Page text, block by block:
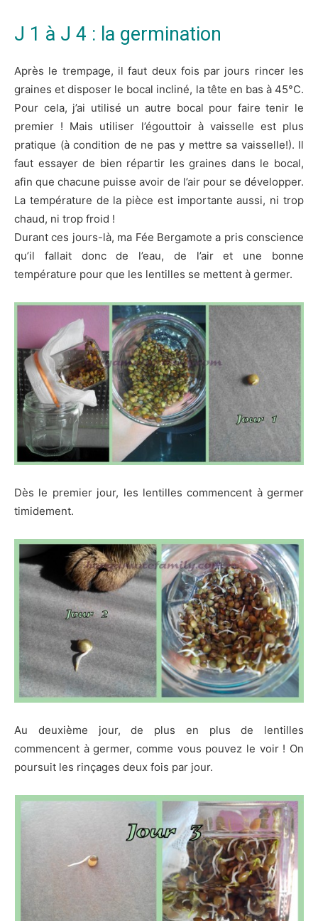
J 1 à J 4 : la germination
Après le trempage, il faut deux fois par jours rincer les
graines et disposer le bocal incliné, la tête en bas à 45°C.
Pour cela, j’ai utilisé un autre bocal pour faire tenir le
premier ! Mais utiliser l’égouttoir à vaisselle est plus
pratique (à condition de ne pas y mettre sa vaisselle!). Il
faut essayer de bien répartir les graines dans le bocal,
afin que chacune puisse avoir de l’air pour se développer.
La température de la pièce est importante aussi, ni trop
chaud, ni trop froid !
Durant ces jours-là, ma Fée Bergamote a pris conscience
qu’il fallait donc de l’eau, de l’air et une bonne
température pour que les lentilles se mettent à germer.
Dès le premier jour, les lentilles commencent à germer
timidement.
Au deuxième jour, de plus en plus de lentilles
commencent à germer, comme vous pouvez le voir ! On
poursuit les rinçages deux fois par jour.